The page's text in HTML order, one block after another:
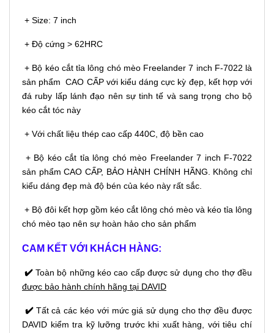
+ Size: 7 inch
+ Độ cứng > 62HRC
+ Bộ kéo cắt tỉa lông chó mèo Freelander 7 inch F-7022 là
sản phẩm CAO CẤP với kiểu dáng cực kỳ đẹp, kết hợp với
đá ruby lấp lánh đạo nên sự tinh tế và sang trọng cho bộ
kéo cắt tóc này
+ Với chất liệu thép cao cấp 440C, độ bền cao
+ Bộ kéo cắt tỉa lông chó mèo Freelander 7 inch F-7022
sản phẩm CAO CẤP, BẢO HÀNH CHÍNH HÃNG. Không chỉ
kiểu dáng đẹp mà độ bén của kéo này rất sắc.
+ Bộ đôi kết hợp gồm kéo cắt lông chó mèo và kéo tỉa lông
chó mèo tạo nên sự hoàn hảo cho sản phẩm
CAM KẾT VỚI KHÁCH HÀNG:
✔️ Toàn bộ những kéo cao cấp được sử dụng cho thợ đều
được bảo hành chính hãng tại DAVID
✔️ Tất cả các kéo với mức giá sử dụng cho thợ đều được
DAVID kiểm tra kỹ lưỡng trước khi xuất hàng, với tiêu chí